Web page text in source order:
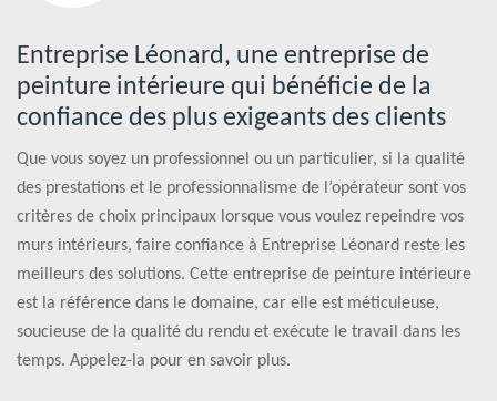
Entreprise Léonard, une entreprise de
peinture intérieure qui bénéficie de la
confiance des plus exigeants des clients
Que vous soyez un professionnel ou un particulier, si la qualité
des prestations et le professionnalisme de l’opérateur sont vos
critères de choix principaux lorsque vous voulez repeindre vos
murs intérieurs, faire confiance à Entreprise Léonard reste les
meilleurs des solutions. Cette entreprise de peinture intérieure
est la référence dans le domaine, car elle est méticuleuse,
soucieuse de la qualité du rendu et exécute le travail dans les
temps. Appelez-la pour en savoir plus.